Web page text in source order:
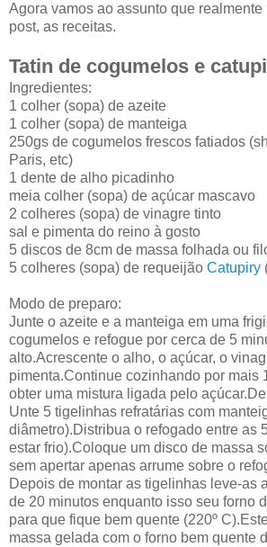
Agora vamos ao assunto que
post, as receitas.
Tatin de cogumelos e
Ingredientes:
1 colher (sopa) de azeite
1 colher (sopa) de manteiga
250gs de cogumelos frescos fatiados
Paris, etc)
1 dente de alho picadinho
meia colher (sopa) de açúcar mascavo
2 colheres (sopa) de vinagre tinto
sal e pimenta do reino à gosto
5 discos de 8cm de massa folhada ou
5 colheres (sopa) de requeijão Catupiry
Modo de preparo:
Junte o azeite e a manteiga em uma
cogumelos e refogue por cerca de 5
alto.Acrescente o alho, o açúcar, o
pimenta.Continue cozinhando por mais
obter uma mistura ligada pelo
Unte 5 tigelinhas refratárias com
diâmetro).Distribua o refogado entre as
estar frio).Coloque um disco de massa
sem apertar apenas arrume sobre o
Depois de montar as tigelinhas leve-as
de 20 minutos enquanto isso seu forno
para que fique bem quente (220º
massa gelada com o forno bem quente